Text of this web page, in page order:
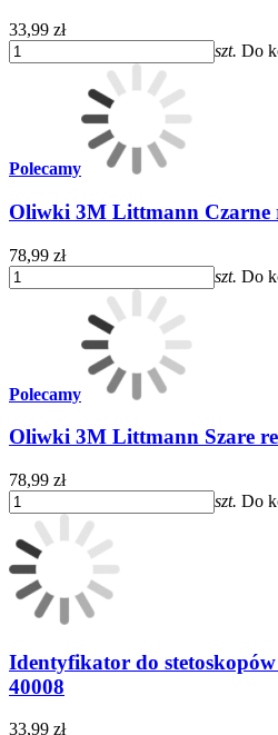
33,99 zł
szt. Do
Polecamy
Oliwki 3M Littmann Czarne
78,99 zł
szt. Do
Polecamy
Oliwki 3M Littmann Szare
78,99 zł
szt. Do
Identyfikator do
40008
33,99 zł